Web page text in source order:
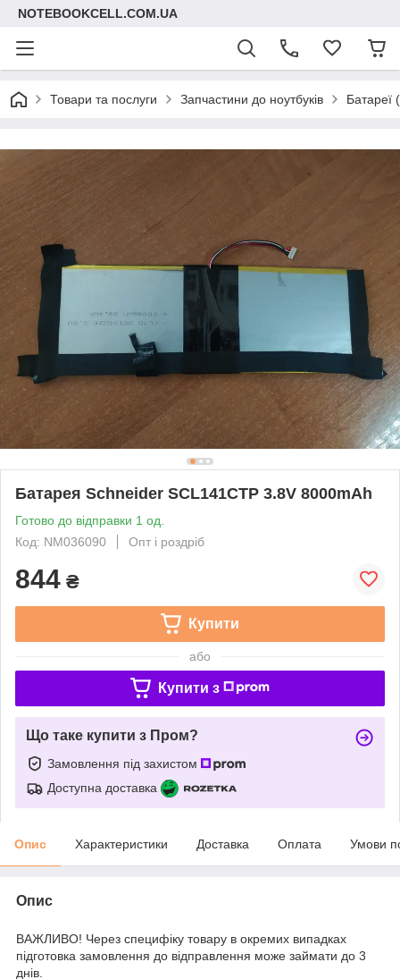
NOTEBOOKCELL.COM.UA
Товари та послуги Запчастини до ноутбуків Батареї
Батарея Schneider SCL141CTP 3.8V 8000mAh
Готово до відправки 1 од.
Код: NM036090
Опт і роздріб
844 ₴
Купити
або
Купити з
Що таке купити з Пром?
Замовлення під захистом
Доступна доставка
Опис Характеристики Доставка Оплата Умови
Опис
ВАЖЛИВО! Через специфіку товару в окремих випадках
підготовка замовлення до відправлення може займати до 3
днів.